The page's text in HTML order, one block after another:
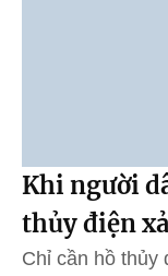
Khi người
thủy điện
Chỉ cần hồ thủy